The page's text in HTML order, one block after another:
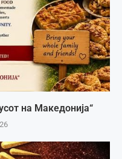
на Македонија“